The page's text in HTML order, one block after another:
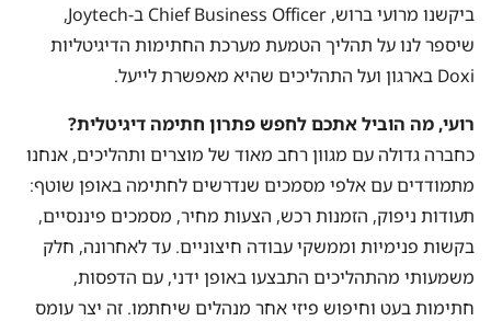
ביקשנו מרועי ברוש, Chief Business Officer ב-Joytech,
שיספר לנו על תהליך הטמעת מערכת החתימות הדיגיטליות
Doxi בארגון ועל התהליכים שהיא מאפשרת לייעל.
רועי, מה הוביל אתכם לחפש פתרון חתימה דיגיטלית?
כחברה גדולה עם מגוון רחב מאוד של מוצרים ותהליכים, אנחנו
מתמודדים עם אלפי מסמכים שנדרשים לחתימה באופן שוטף:
תעודות ניפוק, הזמנות רכש, הצעות מחיר, מסמכים פיננסיים,
בקשות פנימיות וממשקי עבודה חיצוניים. עד לאחרונה, חלק
משמעותי מהתהליכים התבצעו באופן ידני, עם הדפסות,
חתימות בעט וחיפוש פיזי אחר מנהלים שיחתמו. זה יצר עומס